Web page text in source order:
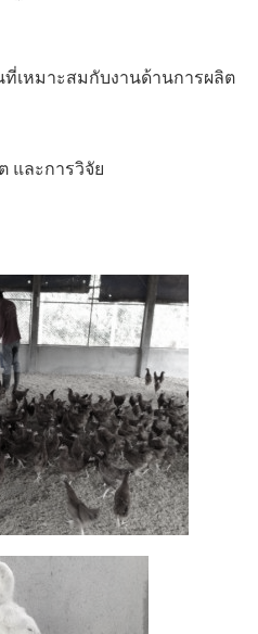
เหมาะสมกับงานด้านการผลิต
และการวิจัย